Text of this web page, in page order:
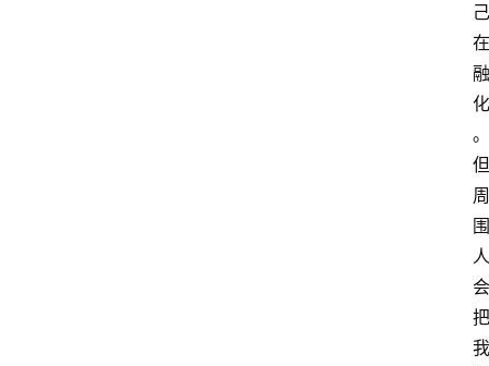
己
在
融
化
。
但
周
围
人
会
把
我